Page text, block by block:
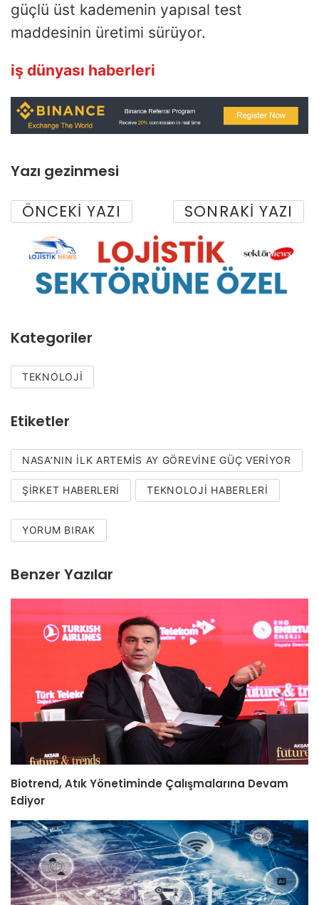
güçlü üst kademenin yapısal test
maddesinin üretimi sürüyor.
iş dünyası haberleri
Yazı gezinmesi
ÖNCEKI YAZI SONRAKI YAZI
Kategoriler
TEKNOLOJI
Etiketler
NASA’NIN ILK ARTEMIS AY GÖREVINE GÜÇ VERIYOR
ŞIRKET HABERLERI TEKNOLOJI HABERLERI
YORUM BIRAK
Benzer Yazılar
Biotrend, Atık Yönetiminde Çalışmalarına Devam
Ediyor